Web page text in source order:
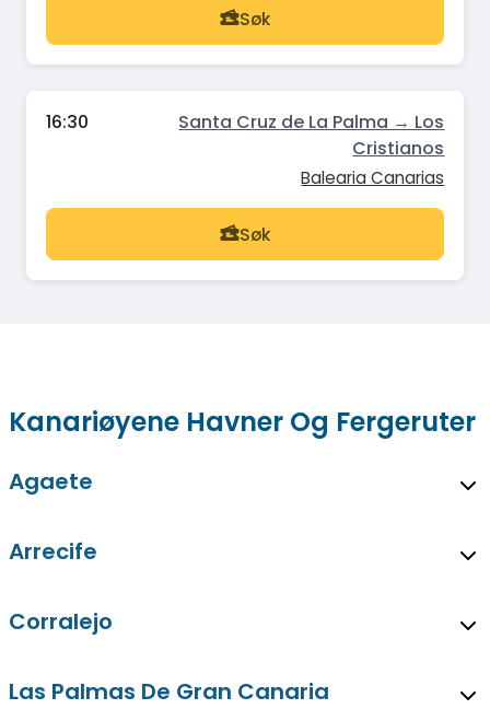
Søk
16:30
Santa Cruz de La Palma → Los
Cristianos
Balearia Canarias
Søk
Kanariøyene Havner Og Fergeruter
Agaete
Arrecife
Corralejo
Las Palmas De Gran Canaria